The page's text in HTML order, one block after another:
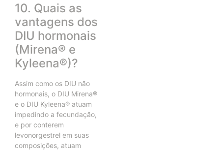
10. Quais as
vantagens dos
DIU hormonais
(Mirena® e
Kyleena®)?
Assim como os DIU não
hormonais, o DIU Mirena®
e o DIU Kyleena® atuam
impedindo a fecundação,
e por conterem
levonorgestrel em suas
composições, atuam